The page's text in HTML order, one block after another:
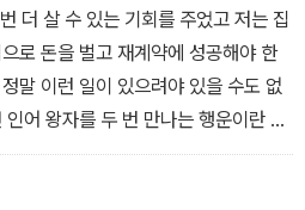
더 살 수 있는 기회를 주었고 저는 집
로 돈을 벌고 재계약에 성공해야 한
말 이런 일이 있으려야 있을 수도 없
어 왕자를 두 번 만나는 행운이란 없
나갈 거예요. 헤엄쳐야지 별수 있나요.
는 물이기도 하고.